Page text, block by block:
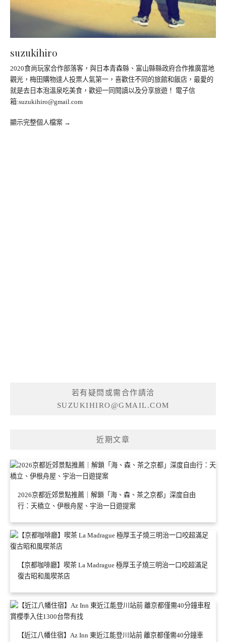
suzukihiro
2020食尚玩家合作部落客，與日本青森縣、富山縣縣政府合作推廣當地
觀光，梅田購物達人投票人氣第一，喜歡住不同的旅館和飯店，最愛的
就是去日本泡溫泉吃美食，歡迎一同閱讀以及分享旅遊！ 電子信
箱:suzukihiro@gmail.com
顯示完整個人檔案 →
若有疑問或需合作請洽
SUZUKIHIRO@GMAIL.COM
近期文章
2026京都近郊景點推薦｜解鎖「海、森、茶之京都」深度自由
行：天橋立、伊根舟屋、宇治一日遊提案
【京都咖啡廳】喫茶 La Madrague 極厚玉子燒三明治一口咬超滿足
復古昭和風喫茶店
【近江八幡住宿】Az Inn 東近江能登川站前 離京都僅需40分鐘車